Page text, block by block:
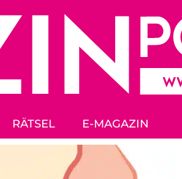
RÄTSEL E-MAGAZIN